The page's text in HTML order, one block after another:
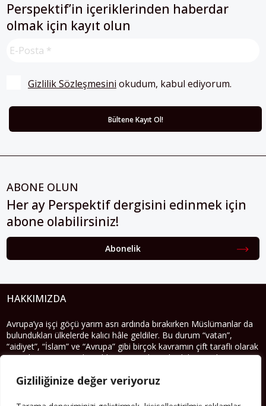
Gizliliğinize değer veriyoruz
Perspektif’in içeriklerinden haberdar
olmak için kayıt olun
Gizlilik Sözleşmesini okudum, kabul ediyorum.
ABONE OLUN
Her ay Perspektif dergisini edinmek için
abone olabilirsiniz!
Abonelik
HAKKIMIZDA
Avrupa’ya işçi göçü yarım asrı ardında bırakırken Müslümanlar da
bulundukları ülkelerde kalıcı hâle geldiler. Bu durum “vatan”,
“aidiyet”, “İslam” ve “Avrupa” gibi birçok kavramın çift taraflı olarak
sorgulanmasına neden oldu. Avrupa’da yerleşik bir Müslüman
de Müslümanlar için yeni sorulara da kapı araladı.